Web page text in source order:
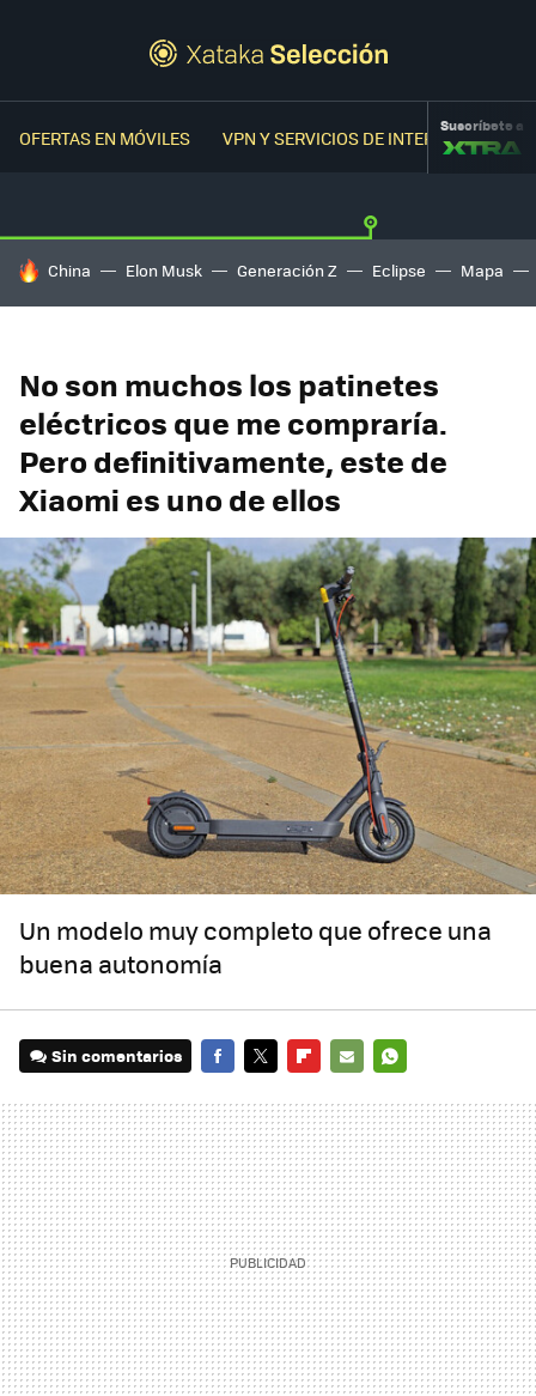
OFERTAS EN MÓVILES VPN Y SERVICIOS DE INTERNETSuscríbete a
HOY SE HABLA DE
China Elon Musk Generación Z Eclipse Mapa
No son muchos los patinetes
eléctricos que me compraría.
Pero definitivamente, este de
Xiaomi es uno de ellos
Un modelo muy completo que ofrece una
buena autonomía
Sin comentarios
MAIL